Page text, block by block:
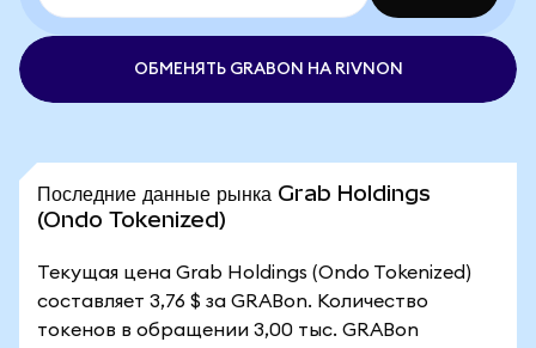
ОБМЕНЯТЬ GRABON НА RIVNON
Последние данные рынка Grab Holdings
(Ondo Tokenized)
Текущая цена Grab Holdings (Ondo Tokenized)
составляет 3,76 $ за GRABon. Количество
токенов в обращении 3,00 тыс. GRABon